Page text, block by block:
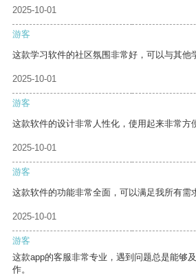
2025-10-01
游客
这款学习软件的社区氛围非常好，可以与其他
2025-10-01
游客
这款软件的设计非常人性化，使用起来非常方
2025-10-01
游客
这款软件的功能非常全面，可以满足我所有需
2025-10-01
游客
这款app的客服非常专业，遇到问题总是能够
作。